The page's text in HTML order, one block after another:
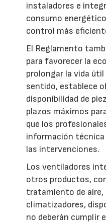
instaladores e
consumo
control más
El Reglamento
para favorecer la
prolongar la vida
sentido, establece
disponibilidad de
plazos máximos
que los
información técnica
las intervenciones.
Los ventiladores
otros productos,
tratamiento de aire,
climatizadores,
no deberán cumplir